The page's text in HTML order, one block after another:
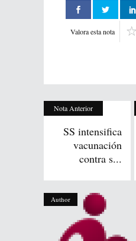
Valora esta nota
Nota Anterior
SS intensifica
vacunación
contra s...
Author